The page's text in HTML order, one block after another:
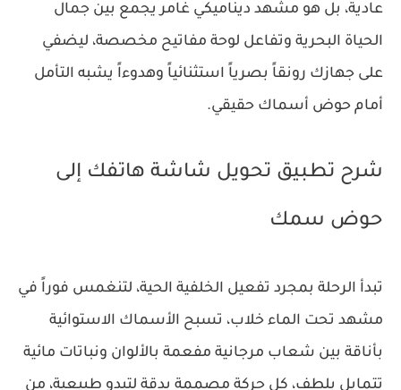
عادية، بل هو مشهد ديناميكي غامر يجمع بين جمال
الحياة البحرية وتفاعل لوحة مفاتيح مخصصة، ليضفي
على جهازك رونقاً بصرياً استثنائياً وهدوءاً يشبه التأمل
أمام حوض أسماك حقيقي.
شرح تطبيق تحويل شاشة هاتفك إلى
حوض سمك
تبدأ الرحلة بمجرد تفعيل الخلفية الحية، لتنغمس فوراً في
مشهد تحت الماء خلاب، تسبح الأسماك الاستوائية
بأناقة بين شعاب مرجانية مفعمة بالألوان ونباتات مائية
تتمايل بلطف، كل حركة مصممة بدقة لتبدو طبيعية، من